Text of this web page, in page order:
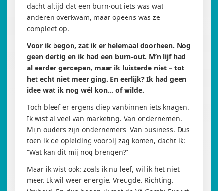
dacht altijd dat een burn-out iets was wat
anderen overkwam, maar opeens was ze
compleet op.
Voor ik begon, zat ik er helemaal doorheen. Nog
geen dertig en ik had een burn-out. M’n lijf had
al eerder geroepen, maar ik luisterde niet – tot
het echt niet meer ging. En eerlijk? Ik had geen
idee wat ik nog wél kon… of wilde.
Toch bleef er ergens diep vanbinnen iets knagen.
Ik wist al veel van marketing. Van ondernemen.
Mijn ouders zijn ondernemers. Van business. Dus
toen ik de opleiding voorbij zag komen, dacht ik:
“Wat kan dit mij nog brengen?”
Maar ik wist ook: zoals ik nu leef, wil ik het niet
meer. Ik wil weer energie. Vreugde. Richting.